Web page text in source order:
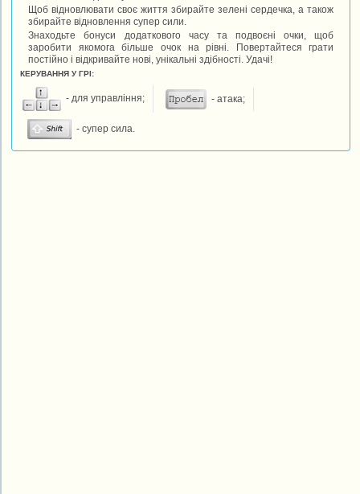
Щоб відновлювати своє життя збирайте зелені сердечка, а також
збирайте відновлення супер сили.
Знаходьте бонуси додаткового часу та подвоєні очки, щоб
заробити якомога більше очок на рівні. Повертайтеся грати
постійно і відкривайте нові, унікальні здібності. Удачі!
КЕРУВАННЯ У ГРІ:
- для управління; - атака;
- супер сила.